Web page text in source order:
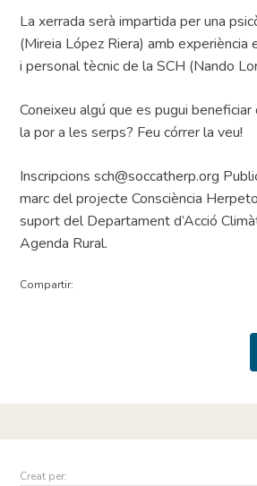
La xerrada serà impartida per una
(Mireia López Riera) amb experiència
i personal tècnic de la SCH (Nando
Coneixeu algú que es pugui beneficiar
la por a les serps? Feu córrer la veu!
Inscripcions sch@soccatherp.org
marc del projecte Consciència
suport del Departament d’Acció
Agenda Rural.
Compartir:
Creat per: